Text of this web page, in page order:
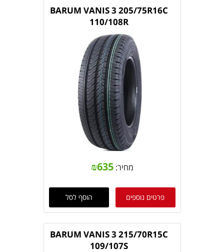
BARUM VANIS 3 205/75R16C
110/108R
מחיר: ₪635
פרטים נוספים הוסף לסל
BARUM VANIS 3 215/70R15C
109/107S